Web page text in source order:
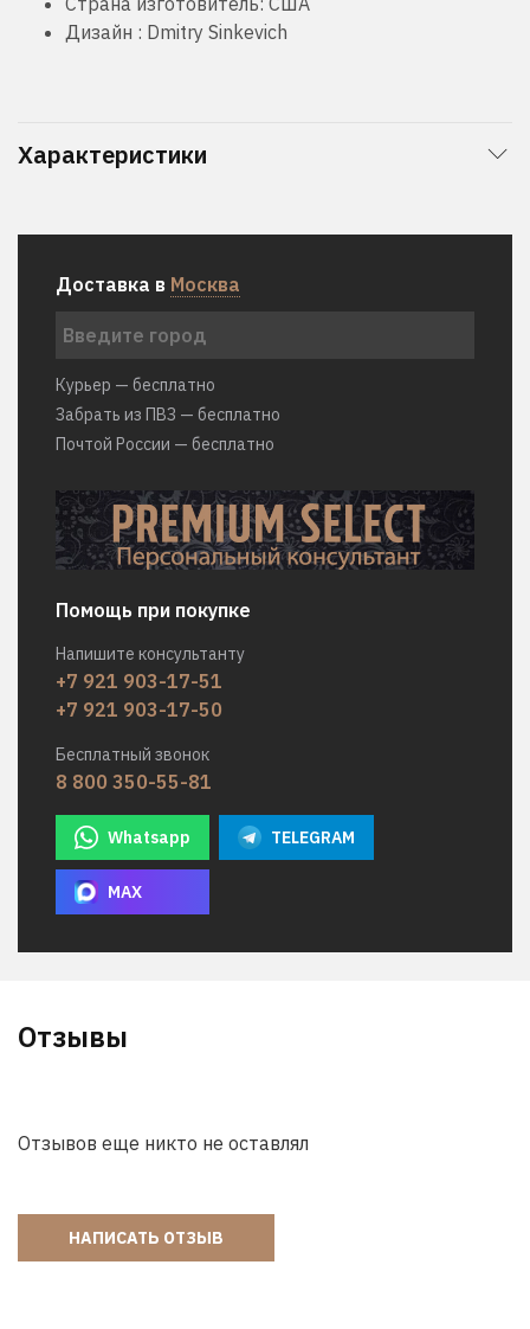
Дизайн : Dmitry Sinkevich
Характеристики
Доставка в Москва
Курьер — бесплатно
Забрать из ПВЗ — бесплатно
Почтой России — бесплатно
Помощь при покупке
Напишите консультанту
+7 921 903-17-51
+7 921 903-17-50
Бесплатный звонок
8 800 350-55-81
Whatsapp TELEGRAM
MAX
Отзывы
Отзывов еще никто не оставлял
НАПИСАТЬ ОТЗЫВ